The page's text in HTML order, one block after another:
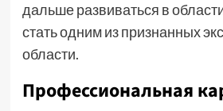
дальше развиваться в
стать одним из признанных
области.
Профессиональная